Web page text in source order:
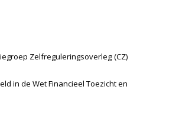
Zelfreguleringsoverleg (CZ)
in de Wet Financieel Toezicht en